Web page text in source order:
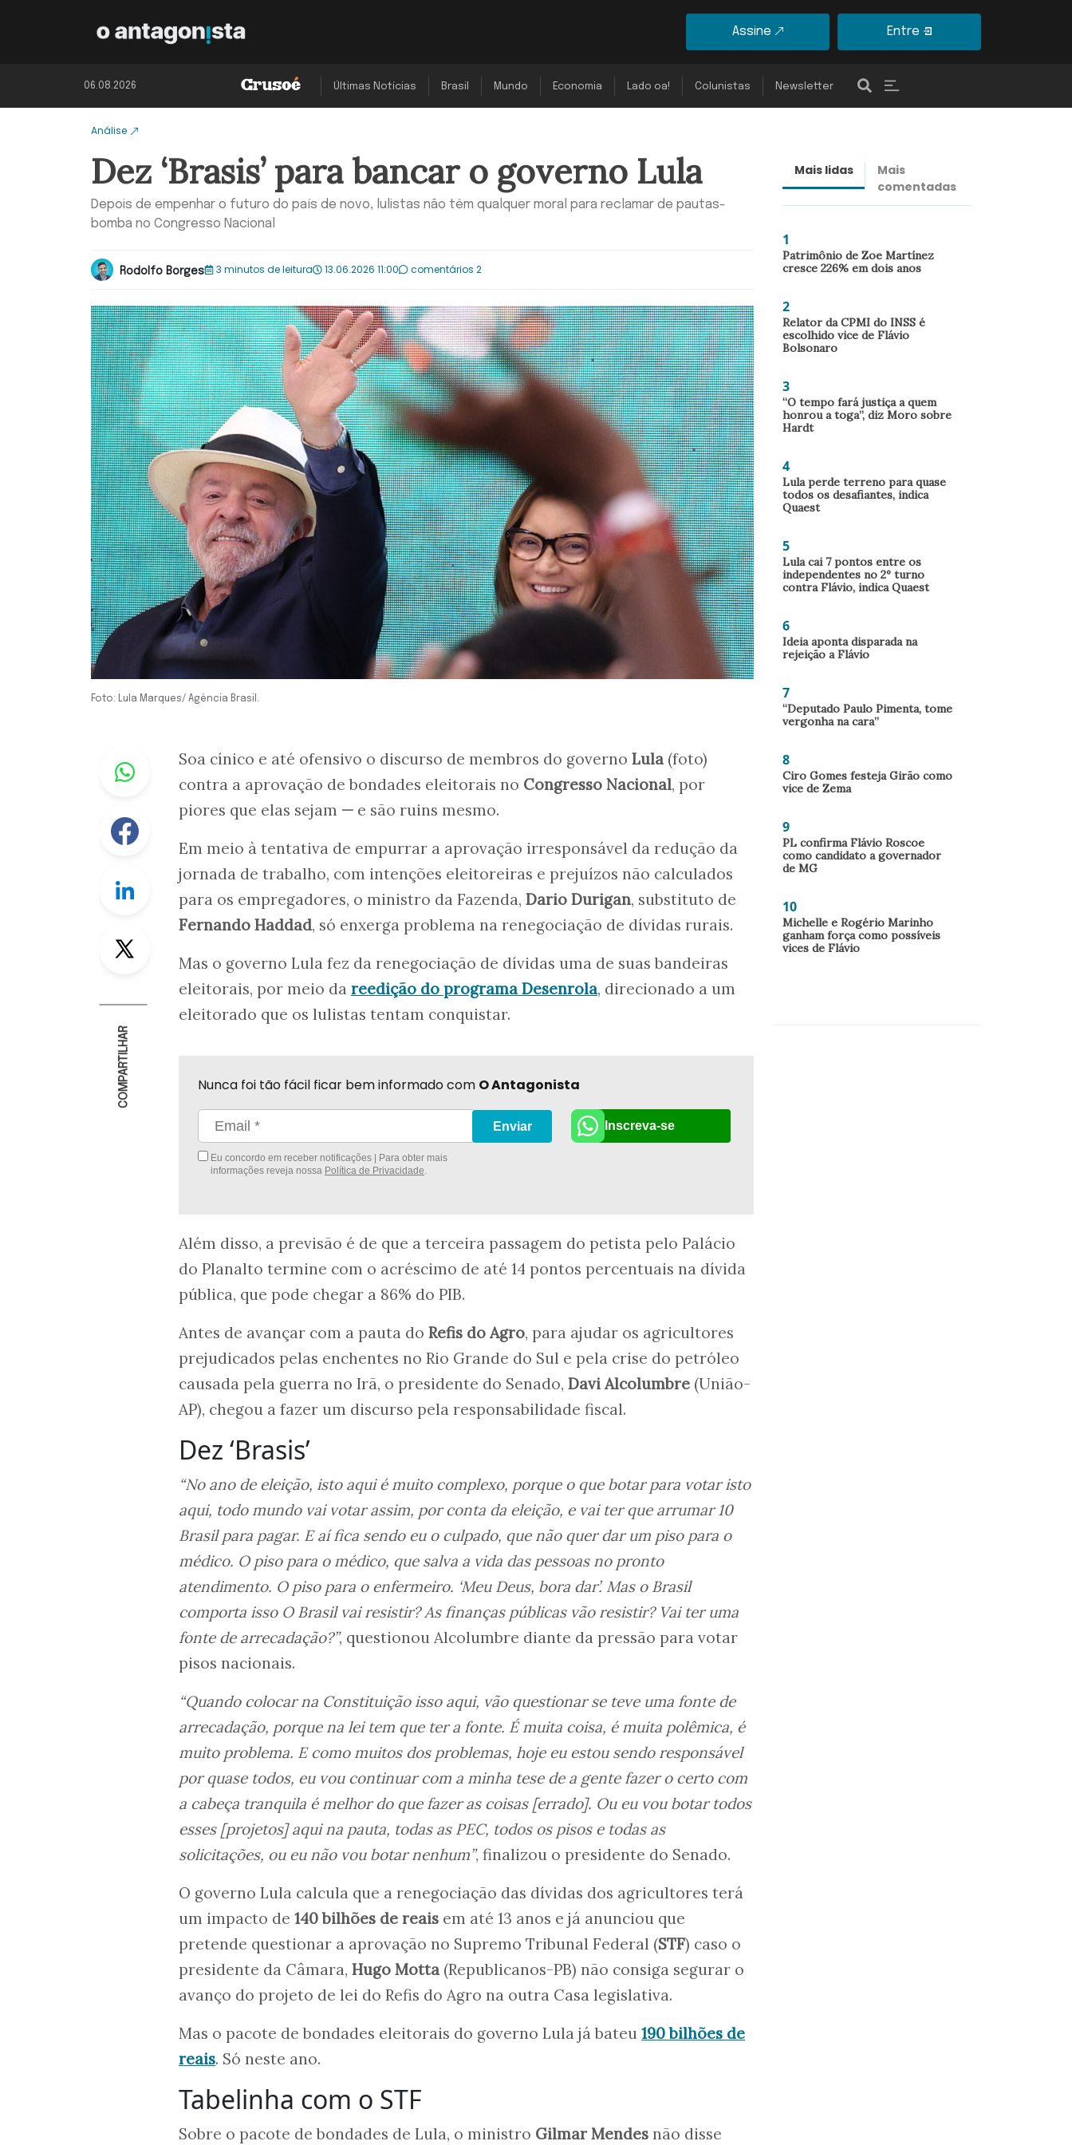
Assine Entre
06.08.2026 Últimas Notícias Brasil Mundo Economia Lado oa! Colunistas Newsletter
Análise
Dez ‘Brasis’ para bancar o governo Lula
Depois de empenhar o futuro do país de novo, lulistas não têm qualquer moral para reclamar de pautas-
bomba no Congresso Nacional
Rodolfo Borges 3 minutos de leitura 13.06.2026 11:00 comentários 2
Foto: Lula Marques/ Agência Brasil.
Whastapp
Facebook
Linkedin
Twitter
COMPARTILHAR
Soa cínico e até ofensivo o discurso de membros do governo Lula (foto)
contra a aprovação de bondades eleitorais no Congresso Nacional, por
piores que elas sejam — e são ruins mesmo.
Em meio à tentativa de empurrar a aprovação irresponsável da redução da
jornada de trabalho, com intenções eleitoreiras e prejuízos não calculados
para os empregadores, o ministro da Fazenda, Dario Durigan, substituto de
Fernando Haddad, só enxerga problema na renegociação de dívidas rurais.
Mas o governo Lula fez da renegociação de dívidas uma de suas bandeiras
eleitorais, por meio da reedição do programa Desenrola, direcionado a um
eleitorado que os lulistas tentam conquistar.
Nunca foi tão fácil ficar bem informado com O Antagonista
Eu concordo em receber notificações | Para obter mais
informações reveja nossa Política de Privacidade.
Enviar Inscreva-se
Além disso, a previsão é de que a terceira passagem do petista pelo Palácio
do Planalto termine com o acréscimo de até 14 pontos percentuais na dívida
pública, que pode chegar a 86% do PIB.
Antes de avançar com a pauta do Refis do Agro, para ajudar os agricultores
prejudicados pelas enchentes no Rio Grande do Sul e pela crise do petróleo
causada pela guerra no Irã, o presidente do Senado, Davi Alcolumbre (União-
AP), chegou a fazer um discurso pela responsabilidade fiscal.
Dez ‘Brasis’
“No ano de eleição, isto aqui é muito complexo, porque o que botar para votar isto
aqui, todo mundo vai votar assim, por conta da eleição, e vai ter que arrumar 10
Brasil para pagar. E aí fica sendo eu o culpado, que não quer dar um piso para o
médico. O piso para o médico, que salva a vida das pessoas no pronto
atendimento. O piso para o enfermeiro. ‘Meu Deus, bora dar’. Mas o Brasil
comporta isso O Brasil vai resistir? As finanças públicas vão resistir? Vai ter uma
fonte de arrecadação?”, questionou Alcolumbre diante da pressão para votar
pisos nacionais.
“Quando colocar na Constituição isso aqui, vão questionar se teve uma fonte de
arrecadação, porque na lei tem que ter a fonte. É muita coisa, é muita polêmica, é
muito problema. E como muitos dos problemas, hoje eu estou sendo responsável
por quase todos, eu vou continuar com a minha tese de a gente fazer o certo com
a cabeça tranquila é melhor do que fazer as coisas [errado]. Ou eu vou botar todos
esses [projetos] aqui na pauta, todas as PEC, todos os pisos e todas as
solicitações, ou eu não vou botar nenhum”, finalizou o presidente do Senado.
O governo Lula calcula que a renegociação das dívidas dos agricultores terá
um impacto de 140 bilhões de reais em até 13 anos e já anunciou que
pretende questionar a aprovação no Supremo Tribunal Federal (STF) caso o
presidente da Câmara, Hugo Motta (Republicanos-PB) não consiga segurar o
avanço do projeto de lei do Refis do Agro na outra Casa legislativa.
Mas o pacote de bondades eleitorais do governo Lula já bateu 190 bilhões de
reais. Só neste ano.
Tabelinha com o STF
Sobre o pacote de bondades de Lula, o ministro Gilmar Mendes não disse
Mais lidas
Mais
comentadas
1
Patrimônio de Zoe Martínez
cresce 226% em dois anos
2
Relator da CPMI do INSS é
escolhido vice de Flávio
Bolsonaro
3
“O tempo fará justiça a quem
honrou a toga”, diz Moro sobre
Hardt
4
Lula perde terreno para quase
todos os desafiantes, indica
Quaest
5
Lula cai 7 pontos entre os
independentes no 2º turno
contra Flávio, indica Quaest
6
Ideia aponta disparada na
rejeição a Flávio
7
“Deputado Paulo Pimenta, tome
vergonha na cara”
8
Ciro Gomes festeja Girão como
vice de Zema
9
PL confirma Flávio Roscoe
como candidato a governador
de MG
10
Michelle e Rogério Marinho
ganham força como possíveis
vices de Flávio